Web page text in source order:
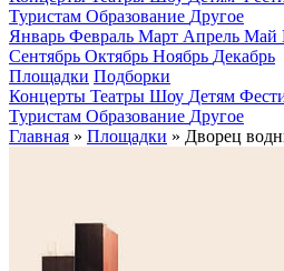
Туристам Образование Другое
Январь Февраль Март Апрель Май
Сентябрь Октябрь Ноябрь Декабрь
Площадки Подборки
Концерты Театры Шоу Детям
Туристам Образование Другое
Главная » Площадки » Дворец